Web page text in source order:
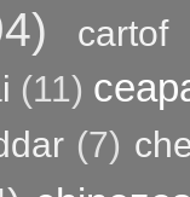
cartof
(11)
(7)